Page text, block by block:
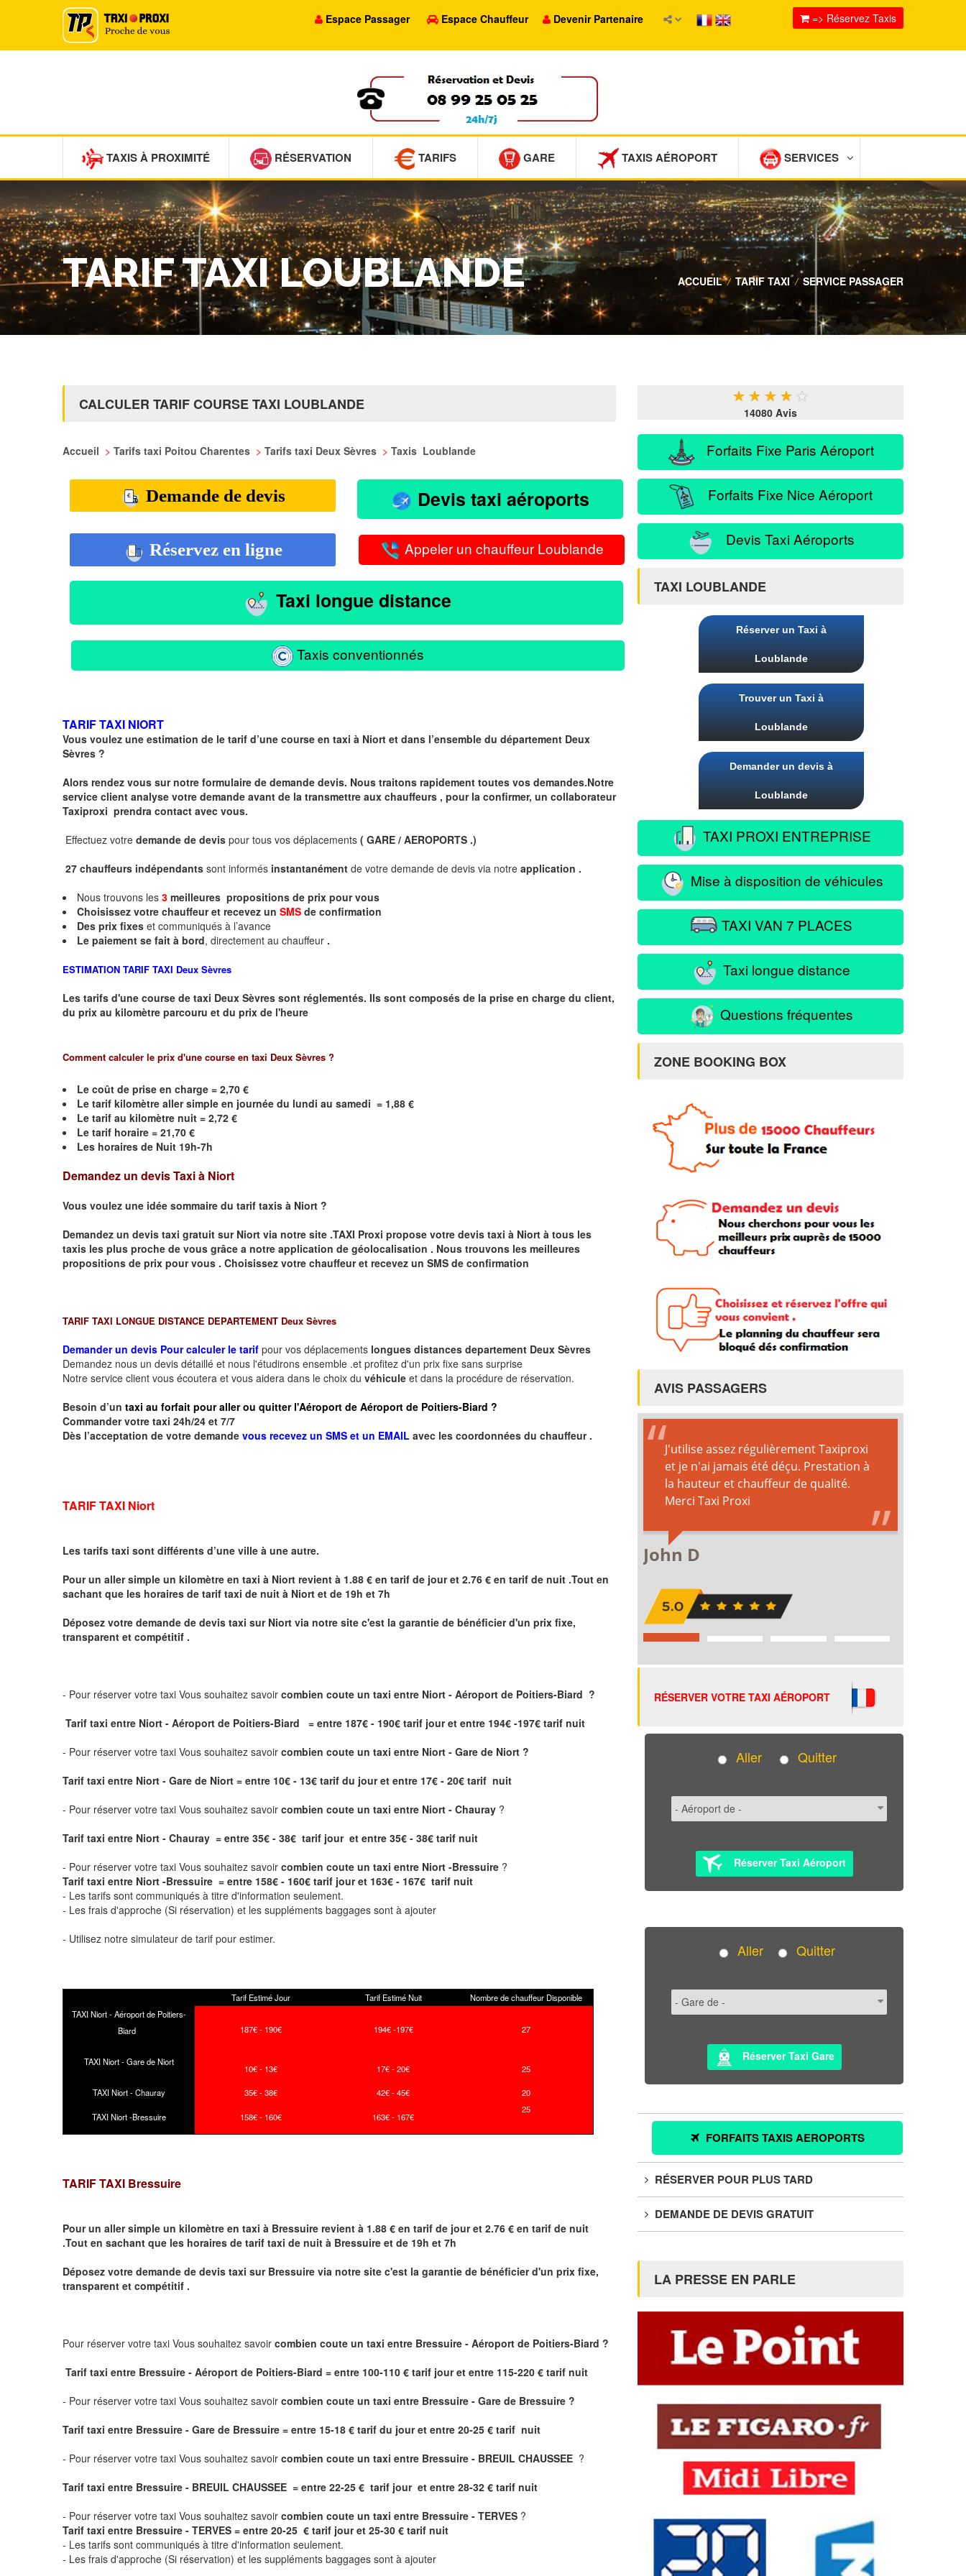
Espace Passager Espace Chauffeur Devenir Partenaire => Réservez Taxis
TAXIS À PROXIMITÉ RÉSERVATION TARIFS GARE TAXIS AÉROPORT SERVICES
TARIF TAXI LOUBLANDE ACCUEIL / TARIF TAXI / SERVICE PASSAGER
CALCULER TARIF COURSE TAXI LOUBLANDE
Accueil > Tarifs taxi Poitou Charentes > Tarifs taxi Deux Sèvres > Taxis Loublande
Demande de devis Devis taxi aéroports
Réservez en ligne Appeler un chauffeur Loublande
Taxi longue distance
Taxis conventionnés
TARIF TAXI NIORT
Vous voulez une estimation de le tarif d’une course en taxi à Niort et dans l’ensemble du département Deux
Sèvres ?
Alors rendez vous sur notre formulaire de demande devis. Nous traitons rapidement toutes vos demandes.Notre
service client analyse votre demande avant de la transmettre aux chauffeurs , pour la confirmer, un collaborateur
Taxiproxi prendra contact avec vous.
Effectuez votre demande de devis pour tous vos déplacements ( GARE / AEROPORTS .)
27 chauffeurs indépendants sont informés instantanément de votre demande de devis via notre application .
Nous trouvons les 3 meilleures propositions de prix pour vous
Choisissez votre chauffeur et recevez un SMS de confirmation
Des prix fixes et communiqués à l’avance
Le paiement se fait à bord, directement au chauffeur .
ESTIMATION TARIF TAXI Deux Sèvres
Les tarifs d'une course de taxi Deux Sèvres sont réglementés. Ils sont composés de la prise en charge du client,
du prix au kilomètre parcouru et du prix de l'heure
Comment calculer le prix d'une course en taxi Deux Sèvres ?
Le coût de prise en charge = 2,70 €
Le tarif kilomètre aller simple en journée du lundi au samedi = 1,88 €
Le tarif au kilomètre nuit = 2,72 €
Le tarif horaire = 21,70 €
Les horaires de Nuit 19h-7h
Demandez un devis Taxi à Niort
Vous voulez une idée sommaire du tarif taxis à Niort ?
Demandez un devis taxi gratuit sur Niort via notre site .TAXI Proxi propose votre devis taxi à Niort à tous les
taxis les plus proche de vous grâce a notre application de géolocalisation . Nous trouvons les meilleures
propositions de prix pour vous . Choisissez votre chauffeur et recevez un SMS de confirmation
TARIF TAXI LONGUE DISTANCE DEPARTEMENT Deux Sèvres
Demander un devis Pour calculer le tarif pour vos déplacements longues distances departement Deux Sèvres
Demandez nous un devis détaillé et nous l'étudirons ensemble .et profitez d'un prix fixe sans surprise
Notre service client vous écoutera et vous aidera dans le choix du véhicule et dans la procédure de réservation.
Besoin d’un taxi au forfait pour aller ou quitter l'Aéroport de Aéroport de Poitiers-Biard ?
Commander votre taxi 24h/24 et 7/7
Dès l’acceptation de votre demande vous recevez un SMS et un EMAIL avec les coordonnées du chauffeur .
TARIF TAXI Niort
Les tarifs taxi sont différents d’une ville à une autre.
Pour un aller simple un kilomètre en taxi à Niort revient à 1.88 € en tarif de jour et 2.76 € en tarif de nuit .Tout en
sachant que les horaires de tarif taxi de nuit à Niort et de 19h et 7h
Déposez votre demande de devis taxi sur Niort via notre site c'est la garantie de bénéficier d'un prix fixe,
transparent et compétitif .
- Pour réserver votre taxi Vous souhaitez savoir combien coute un taxi entre Niort - Aéroport de Poitiers-Biard ?
Tarif taxi entre Niort - Aéroport de Poitiers-Biard = entre 187€ - 190€ tarif jour et entre 194€ -197€ tarif nuit
- Pour réserver votre taxi Vous souhaitez savoir combien coute un taxi entre Niort - Gare de Niort ?
Tarif taxi entre Niort - Gare de Niort = entre 10€ - 13€ tarif du jour et entre 17€ - 20€ tarif nuit
- Pour réserver votre taxi Vous souhaitez savoir combien coute un taxi entre Niort - Chauray ?
Tarif taxi entre Niort - Chauray = entre 35€ - 38€ tarif jour et entre 35€ - 38€ tarif nuit
- Pour réserver votre taxi Vous souhaitez savoir combien coute un taxi entre Niort -Bressuire ?
Tarif taxi entre Niort -Bressuire = entre 158€ - 160€ tarif jour et 163€ - 167€ tarif nuit
- Les tarifs sont communiqués à titre d'information seulement.
- Les frais d'approche (Si réservation) et les suppléments baggages sont à ajouter
- Utilisez notre simulateur de tarif pour estimer.
Tarif Estimé Jour Tarif Estimé Nuit
Nombre de chauffeur Disponible
TAXI Niort - Aéroport de Poitiers-
Biard
187€ - 190€ 194€ -197€ 27
TAXI Niort - Gare de Niort
10€ - 13€ 17€ - 20€ 25
TAXI Niort - Chauray 35€ - 38€ 42€ - 45€ 20
TAXI Niort -Bressuire 158€ - 160€ 163€ - 167€
25
TARIF TAXI Bressuire
Pour un aller simple un kilomètre en taxi à Bressuire revient à 1.88 € en tarif de jour et 2.76 € en tarif de nuit
.Tout en sachant que les horaires de tarif taxi de nuit à Bressuire et de 19h et 7h
Déposez votre demande de devis taxi sur Bressuire via notre site c'est la garantie de bénéficier d'un prix fixe,
transparent et compétitif .
Pour réserver votre taxi Vous souhaitez savoir combien coute un taxi entre Bressuire - Aéroport de Poitiers-Biard ?
Tarif taxi entre Bressuire - Aéroport de Poitiers-Biard = entre 100-110 € tarif jour et entre 115-220 € tarif nuit
- Pour réserver votre taxi Vous souhaitez savoir combien coute un taxi entre Bressuire - Gare de Bressuire ?
Tarif taxi entre Bressuire - Gare de Bressuire = entre 15-18 € tarif du jour et entre 20-25 € tarif nuit
- Pour réserver votre taxi Vous souhaitez savoir combien coute un taxi entre Bressuire - BREUIL CHAUSSEE ?
Tarif taxi entre Bressuire - BREUIL CHAUSSEE = entre 22-25 € tarif jour et entre 28-32 € tarif nuit
- Pour réserver votre taxi Vous souhaitez savoir combien coute un taxi entre Bressuire - TERVES ?
Tarif taxi entre Bressuire - TERVES = entre 20-25 € tarif jour et 25-30 € tarif nuit
- Les tarifs sont communiqués à titre d'information seulement.
- Les frais d'approche (Si réservation) et les suppléments baggages sont à ajouter
★ ★ ★ ★ ★
14080 Avis
Forfaits Fixe Paris Aéroport
Forfaits Fixe Nice Aéroport
Devis Taxi Aéroports
TAXI LOUBLANDE
Réserver un Taxi à
Loublande
Trouver un Taxi à
Loublande
Demander un devis à
Loublande
TAXI PROXI ENTREPRISE
Mise à disposition de véhicules
TAXI VAN 7 PLACES
Taxi longue distance
Questions fréquentes
ZONE BOOKING BOX
AVIS PASSAGERS
RÉSERVER VOTRE TAXI AÉROPORT
Aller Quitter
Réserver Taxi Aéroport
Aller Quitter
Réserver Taxi Gare
FORFAITS TAXIS AEROPORTS
RÉSERVER POUR PLUS TARD
DEMANDE DE DEVIS GRATUIT
LA PRESSE EN PARLE